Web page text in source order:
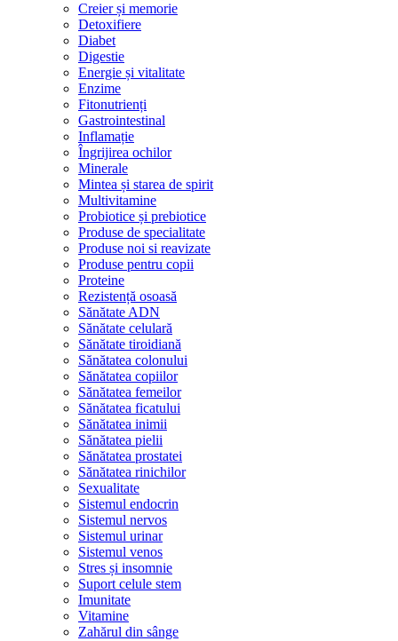
Creier și memorie
Detoxifiere
Diabet
Digestie
Energie și vitalitate
Enzime
Fitonutrienți
Gastrointestinal
Inflamație
Îngrijirea ochilor
Minerale
Mintea și starea de spirit
Multivitamine
Probiotice și prebiotice
Produse de specialitate
Produse noi si reavizate
Produse pentru copii
Proteine
Rezistență osoasă
Sănătate ADN
Sănătate celulară
Sănătate tiroidiană
Sănătatea colonului
Sănătatea copiilor
Sănătatea femeilor
Sănătatea ficatului
Sănătatea inimii
Sănătatea pielii
Sănătatea prostatei
Sănătatea rinichilor
Sexualitate
Sistemul endocrin
Sistemul nervos
Sistemul urinar
Sistemul venos
Stres și insomnie
Suport celule stem
Imunitate
Vitamine
Zahărul din sânge